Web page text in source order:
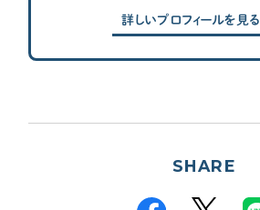
詳しいプロフィールを見る
SHARE